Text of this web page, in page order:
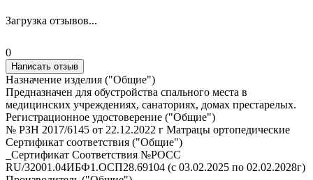
Загрузка отзывов...
0
Написать отзыв
Назначение изделия ("Общие")
Предназначен для обустройства спального места в
медицинских учреждениях, санаториях, домах престарелых.
Регистрационное удостоверение ("Общие")
№ РЗН 2017/6145 от 22.12.2022 г Матрацы ортопедические
Сертификат соответствия ("Общие")
_Сертификат Соответствия №РОСС
RU/32001.04ИБФ1.ОСП28.69104 (с 03.02.2025 по 02.02.2028г)